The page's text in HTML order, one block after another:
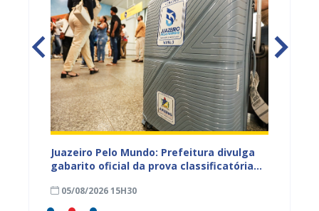
Juazeiro Pelo Mundo: Prefeitura divulga
gabarito oficial da prova classificatória
05/08/2026 15H30